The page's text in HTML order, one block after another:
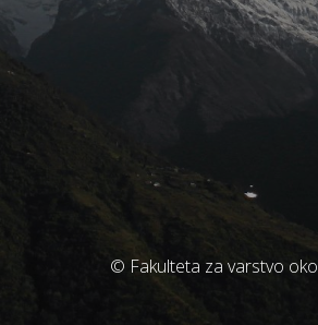
© Fakulteta za varstvo